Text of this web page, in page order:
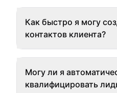
Как быстро я могу
контактов клиента?
Могу ли я
квалифицировать